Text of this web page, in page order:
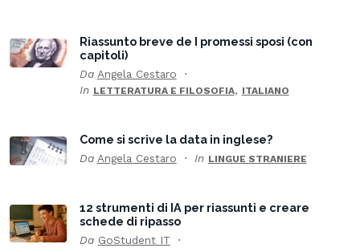
Riassunto breve de I promessi sposi (con
capitoli)
Da Angela Cestaro
In LETTERATURA E FILOSOFIA, ITALIANO
Come si scrive la data in inglese?
Da Angela Cestaro In LINGUE STRANIERE
12 strumenti di IA per riassunti e creare
schede di ripasso
Da GoStudent IT